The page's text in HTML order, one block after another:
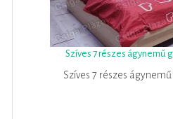
Szíves 7 részes ágynemű
Szíves 7 részes